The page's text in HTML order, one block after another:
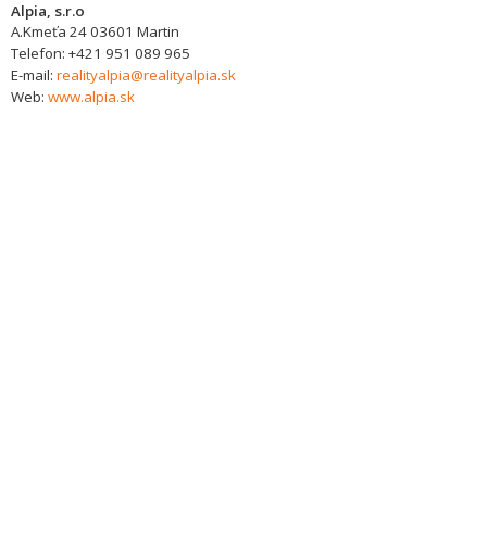
Alpia, s.r.o
A.Kmeťa 2403601 Martin
Telefon: +421 951 089 965
E-mail: realityalpia@realityalpia.sk
Web: www.alpia.sk